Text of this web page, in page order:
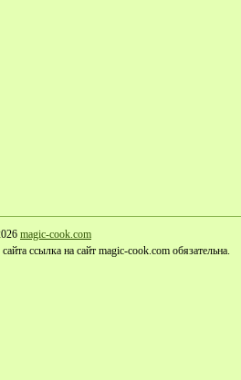
magic-cook.com
ссылка на сайт magic-cook.com обязательна.